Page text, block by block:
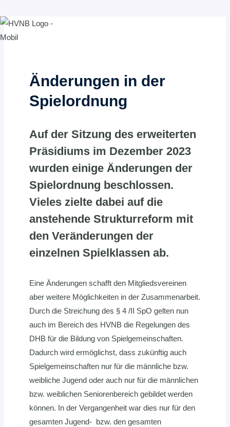
Zum
Inhalt
Änderungen in der
Spielordnung
Auf der Sitzung des erweiterten
Präsidiums im Dezember 2023
wurden einige Änderungen der
Spielordnung beschlossen.
Vieles zielte dabei auf die
anstehende Strukturreform mit
den Veränderungen der
einzelnen Spielklassen ab.
Eine Änderungen schafft den Mitgliedsvereinen
aber weitere Möglichkeiten in der Zusammenarbeit.
Durch die Streichung des § 4 /II SpO gelten nun
auch im Bereich des HVNB die Regelungen des
DHB für die Bildung von Spielgemeinschaften.
Dadurch wird ermöglichst, dass zukünftig auch
Spielgemeinschaften nur für die männliche bzw.
weibliche Jugend oder auch nur für die männlichen
bzw. weiblichen Seniorenbereich gebildet werden
können. In der Vergangenheit war dies nur für den
gesamten Jugend- bzw. den gesamten